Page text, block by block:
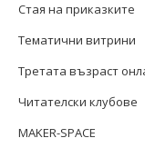
Стая на приказките
Тематични витрини
Третата възраст
Читателски клубове
MAKER-SPACE